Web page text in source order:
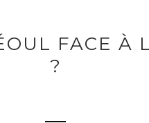
FACE À
?